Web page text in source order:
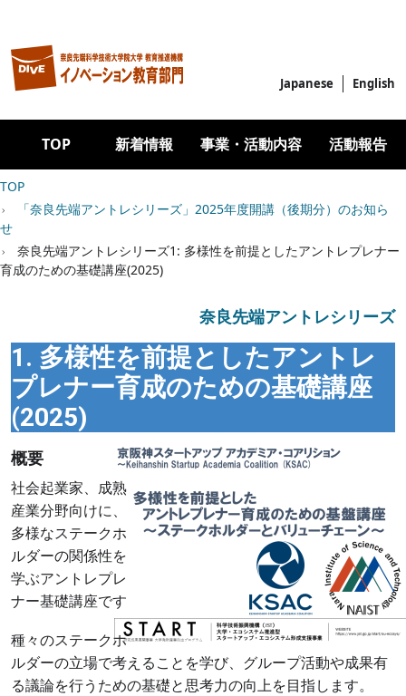
Japanese English
Main navigation
TOP 新着情報 事業・活動内容 活動報告
パンくず
TOP
「奈良先端アントレシリーズ」2025年度開講（後期分）のお知ら
せ
奈良先端アントレシリーズ1: 多様性を前提としたアントレプレナー
育成のための基礎講座(2025)
奈良先端アントレシリーズ
1. 多様性を前提としたアントレ
プレナー育成のための基礎講座
(2025)
Image
概要
社会起業家、成熟
産業分野向けに、
多様なステークホ
ルダーの関係性を
学ぶアントレプレ
ナー基礎講座です
種々のステークホ
ルダーの立場で考えることを学び、グループ活動や成果有
る議論を行うための基礎と思考力の向上を目指します。